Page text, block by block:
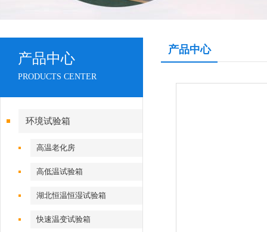
产品中心
PRODUCTS CENTER
环境试验箱
高温老化房
高低温试验箱
湖北恒温恒湿试验箱
快速温变试验箱
产品中心